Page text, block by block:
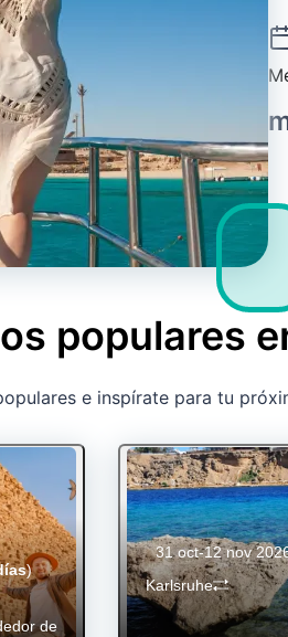
populares
e inspírate para tu
de
)
Karlsruhe
31 oct-12 nov